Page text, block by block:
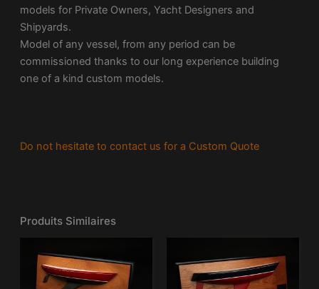
models for Private Owners, Yacht Designers and
Shipyards.
Model of any vessel, from any period can be
commissioned thanks to our long experience building
one of a kind custom models.
Do not hesitate to contact us for a Custom Quote
Produits Similaires